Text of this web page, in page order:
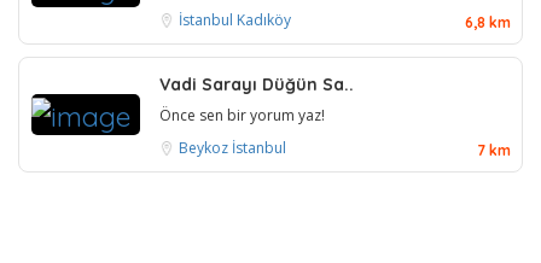
İstanbul Kadıköy 6,8 km
Vadi Sarayı Düğün Sa..
Önce sen bir yorum yaz!
Beykoz İstanbul 7 km